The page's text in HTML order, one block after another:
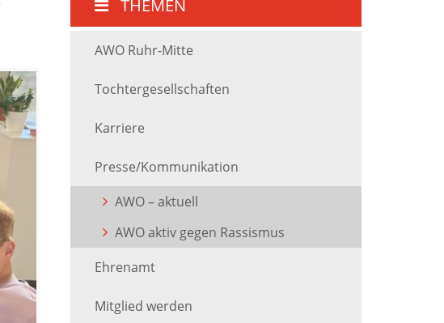
THEMEN
AWO Ruhr-Mitte
Tochtergesellschaften
Karriere
Presse/Kommunikation
AWO – aktuell
AWO aktiv gegen Rassismus
Ehrenamt
Mitglied werden